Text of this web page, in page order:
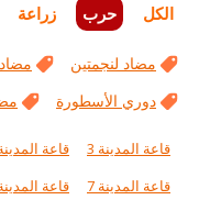
الكل حرب زراعة
مضاد لنجمتين
دوري الأسطورة
قاعة المدينة 3 قاعة
قاعة المدينة 7
قاعة المدينة